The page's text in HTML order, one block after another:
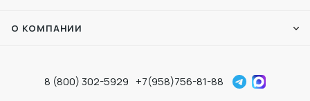
О КОМПАНИИ
8 (800) 302-5929 +7(958)756-81-88